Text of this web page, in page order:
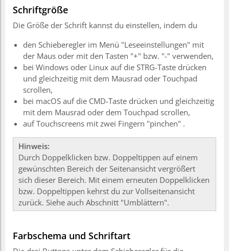
Schriftgröße
Die Größe der Schrift kannst du einstellen, indem du
den Schieberegler im Menü "Leseeinstellungen" mit
der Maus oder mit den Tasten "+" bzw. "-" verwenden,
bei Windows oder Linux auf die STRG-Taste drücken
und gleichzeitig mit dem Mausrad oder Touchpad
scrollen,
bei macOS auf die CMD-Taste drücken und gleichzeitig
mit dem Mausrad oder dem Touchpad scrollen,
auf Touchscreens mit zwei Fingern "pinchen" .
Hinweis:
Durch Doppelklicken bzw. Doppeltippen auf einem
gewünschten Bereich der Seitenansicht vergrößert
sich dieser Bereich. Mit einem erneuten Doppelklicken
bzw. Doppeltippen kehrst du zur Vollseitenansicht
zurück. Siehe auch Abschnitt "Umblättern".
Farbschema und Schriftart